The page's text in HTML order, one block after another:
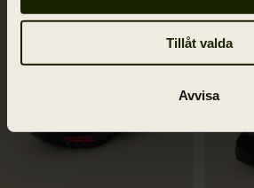
Tillåt valda
Avvisa